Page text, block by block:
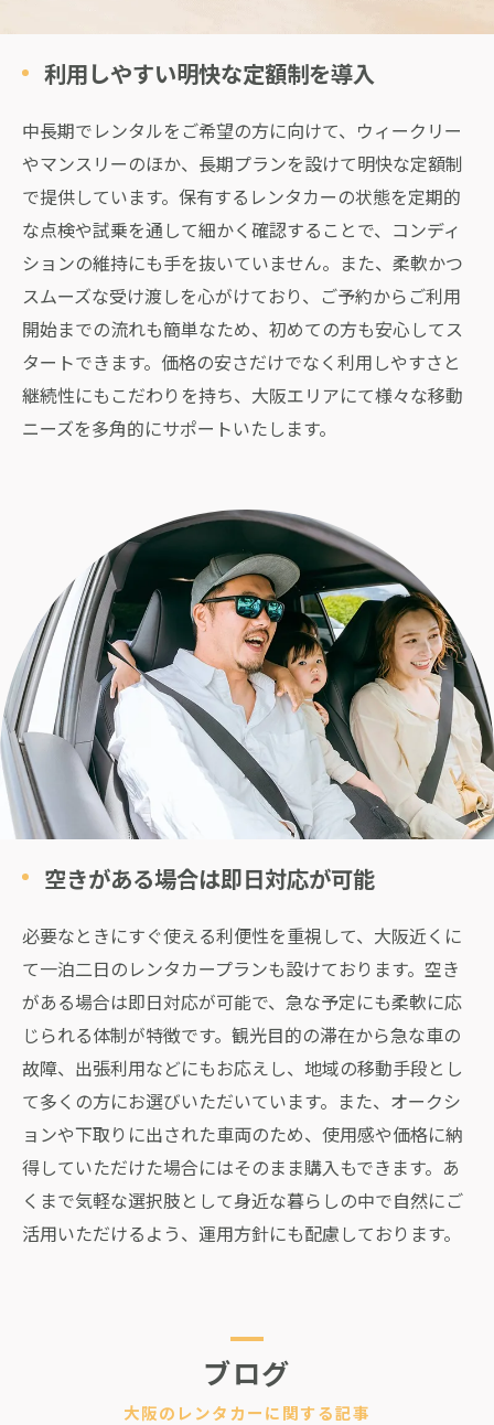
利用しやすい明快な定額制を導入
中長期でレンタルをご希望の方に向けて、ウィークリー
やマンスリーのほか、長期プランを設けて明快な定額制
で提供しています。保有するレンタカーの状態を定期的
な点検や試乗を通して細かく確認することで、コンディ
ションの維持にも手を抜いていません。また、柔軟かつ
スムーズな受け渡しを心がけており、ご予約からご利用
開始までの流れも簡単なため、初めての方も安心してス
タートできます。価格の安さだけでなく利用しやすさと
継続性にもこだわりを持ち、大阪エリアにて様々な移動
ニーズを多角的にサポートいたします。
空きがある場合は即日対応が可能
必要なときにすぐ使える利便性を重視して、大阪近くに
て一泊二日のレンタカープランも設けております。空き
がある場合は即日対応が可能で、急な予定にも柔軟に応
じられる体制が特徴です。観光目的の滞在から急な車の
故障、出張利用などにもお応えし、地域の移動手段とし
て多くの方にお選びいただいています。また、オークシ
ョンや下取りに出された車両のため、使用感や価格に納
得していただけた場合にはそのまま購入もできます。あ
くまで気軽な選択肢として身近な暮らしの中で自然にご
活用いただけるよう、運用方針にも配慮しております。
ブログ
大阪のレンタカーに関する記事